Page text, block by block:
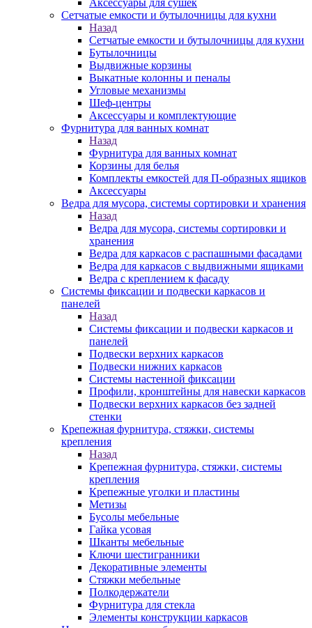
Аксессуары для сушек
Сетчатые емкости и бутылочницы для кухни
Назад
Сетчатые емкости и бутылочницы для кухни
Бутылочницы
Выдвижные корзины
Выкатные колонны и пеналы
Угловые механизмы
Шеф-центры
Аксессуары и комплектующие
Фурнитура для ванных комнат
Назад
Фурнитура для ванных комнат
Корзины для белья
Комплекты емкостей для П-образных ящиков
Аксессуары
Ведра для мусора, системы сортировки и хранения
Назад
Ведра для мусора, системы сортировки и
хранения
Ведра для каркасов с распашными фасадами
Ведра для каркасов с выдвижными ящиками
Ведра с креплением к фасаду
Системы фиксации и подвески каркасов и
панелей
Назад
Системы фиксации и подвески каркасов и
панелей
Подвески верхних каркасов
Подвески нижних каркасов
Системы настенной фиксации
Профили, кронштейны для навески каркасов
Подвески верхних каркасов без задней
стенки
Крепежная фурнитура, стяжки, системы
крепления
Назад
Крепежная фурнитура, стяжки, системы
крепления
Крепежные уголки и пластины
Метизы
Бусолы мебельные
Гайка усовая
Шканты мебельные
Ключи шестигранники
Декоративные элементы
Стяжки мебельные
Полкодержатели
Фурнитура для стекла
Элементы конструкции каркасов